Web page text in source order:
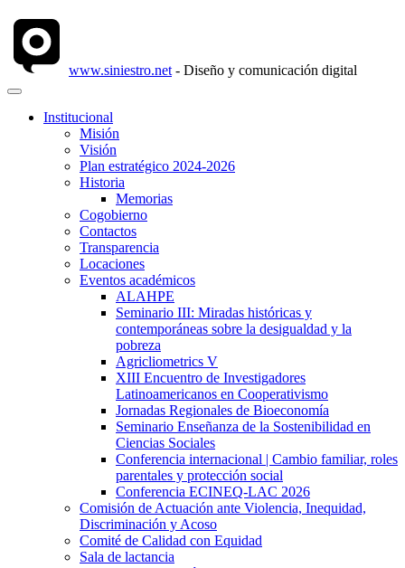
www.siniestro.net - Diseño y comunicación digital
Institucional
Misión
Visión
Plan estratégico 2024-2026
Historia
Memorias
Cogobierno
Contactos
Transparencia
Locaciones
Eventos académicos
ALAHPE
Seminario III: Miradas históricas y
contemporáneas sobre la desigualdad y la
pobreza
Agricliometrics V
XIII Encuentro de Investigadores
Latinoamericanos en Cooperativismo
Jornadas Regionales de Bioeconomía
Seminario Enseñanza de la Sostenibilidad en
Ciencias Sociales
Conferencia internacional | Cambio familiar, roles
parentales y protección social
Conferencia ECINEQ-LAC 2026
Comisión de Actuación ante Violencia, Inequidad,
Discriminación y Acoso
Comité de Calidad con Equidad
Sala de lactancia